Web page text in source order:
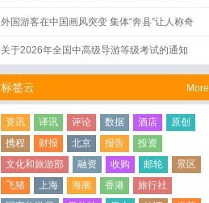
外国游客在中国画风突变 集体“奔县”让人称奇
关于2026年全国中高级导游等级考试的通知
More
标签云
资讯 译讯 评论 数据 酒店
原创
携程
财报 北京 报告
投资
文化和旅游部
融资 收购 邮轮
景区
飞猪
上海 海南 香港
旅行社